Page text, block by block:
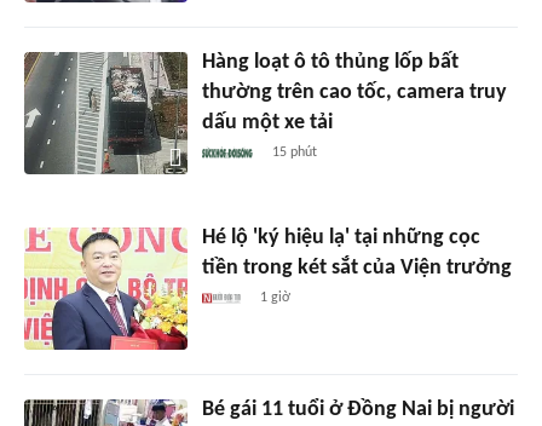
Hàng loạt ô tô thủng lốp bất
thường trên cao tốc, camera truy
dấu một xe tải
15 phút
Hé lộ 'ký hiệu lạ' tại những cọc
tiền trong két sắt của Viện trưởng
1 giờ
Bé gái 11 tuổi ở Đồng Nai bị người